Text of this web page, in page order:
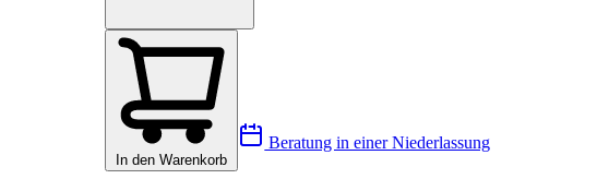
In den Warenkorb
Beratung in einer Niederlassung